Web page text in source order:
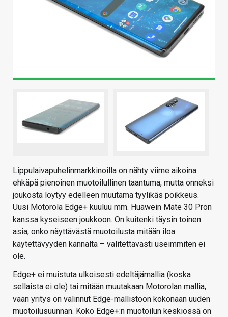
Lippulaivapuhelinmarkkinoilla on nähty viime aikoina
ehkäpä pienoinen muotoilullinen taantuma, mutta onneksi
joukosta löytyy edelleen muutama tyylikäs poikkeus.
Uusi Motorola Edge+ kuuluu mm. Huawein Mate 30 Pron
kanssa kyseiseen joukkoon. On kuitenki täysin toinen
asia, onko näyttävästä muotoilusta mitään iloa
käytettävyyden kannalta – valitettavasti useimmiten ei
ole.
Edge+ ei muistuta ulkoisesti edeltäjämallia (koska
sellaista ei ole) tai mitään muutakaan Motorolan mallia,
vaan yritys on valinnut Edge-mallistoon kokonaan uuden
muotoilusuunnan. Koko Edge+:n muotoilun keskiössä on